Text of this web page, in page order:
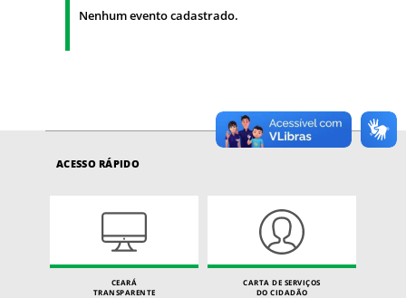
Nenhum evento cadastrado.
ACESSO RÁPIDO
CEARÁ
TRANSPARENTE
CARTA DE SERVIÇOS
DO CIDADÃO